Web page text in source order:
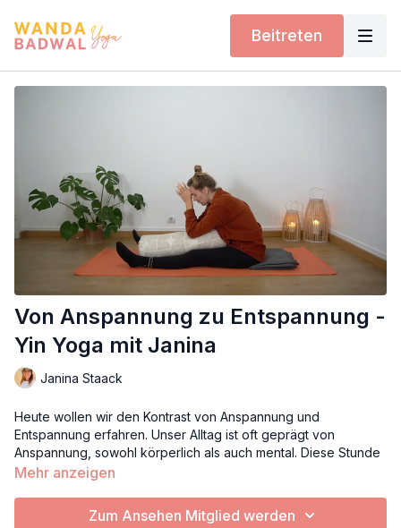
Beitreten
Von Anspannung zu Entspannung -
Yin Yoga mit Janina
Janina Staack
Heute wollen wir den Kontrast von Anspannung und
Entspannung erfahren. Unser Alltag ist oft geprägt von
Anspannung, sowohl körperlich als auch mental. Diese Stunde
lädt dich ein, bewusst Anspannung zu spüren, um sie dann
Mehr anzeigen
Zum Ansehen Mitglied werden